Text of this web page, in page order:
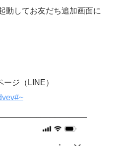
動してお友だち追加画面に
ジ（LINE）